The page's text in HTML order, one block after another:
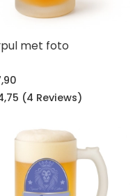
met foto
(4 Reviews)